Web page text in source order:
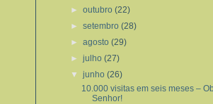
►outubro(22)
►setembro(28)
►agosto(29)
►julho(27)
▼junho(26)
10.000 visitas em seis meses –
Senhor!